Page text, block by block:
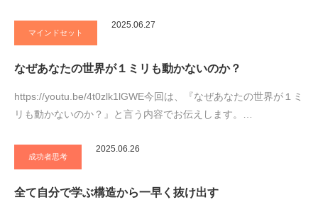
マインドセット
2025.06.27
なぜあなたの世界が１ミリも動かないのか？
https://youtu.be/4t0zlk1lGWE今回は、『なぜあなたの世界が１ミ
リも動かないのか？』と言う内容でお伝えします。…
成功者思考
2025.06.26
全て自分で学ぶ構造から一早く抜け出す